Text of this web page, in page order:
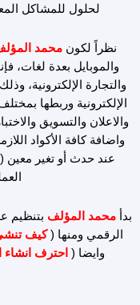
لحلول للمشاكل
نظراً لكون محمد
والموبايل بعدة لغات،
والتجارة الإلكترونية،
الإلكترونية وربطها
والاعلان والتسويق
واضافة كافة الأكواد
عند حدث أو تغير معين
بدأ محمد المؤلف بتنظيم
الرقمي ومنها (كيف
وايضا ( احترف انشاء